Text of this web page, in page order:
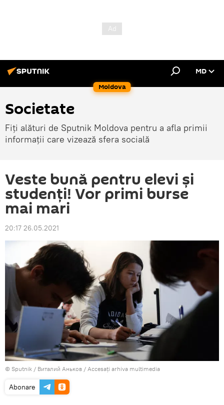
Moldova
MD
Societate
Fiți alături de Sputnik Moldova pentru a afla primii
informații care vizează sfera socială
Veste bună pentru elevi și
studenți! Vor primi burse
mai mari
20:17 26.05.2021
© Sputnik / Виталий Аньков / Accesați arhiva multimedia
Abonare